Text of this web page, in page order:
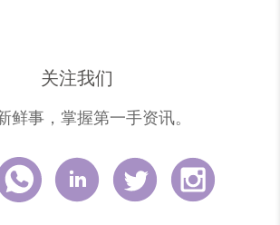
关注我们
鲜事，掌握第一手资讯。